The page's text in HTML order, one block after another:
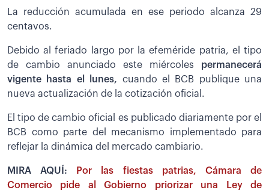
La reducción acumulada en ese periodo alcanza 29
centavos.
Debido al feriado largo por la efeméride patria, el tipo
de cambio anunciado este miércoles permanecerá
vigente hasta el lunes, cuando el BCB publique una
nueva actualización de la cotización oficial.
El tipo de cambio oficial es publicado diariamente por el
BCB como parte del mecanismo implementado para
reflejar la dinámica del mercado cambiario.
MIRA AQUÍ:
Por las fiestas patrias, Cámara de
Comercio pide al Gobierno priorizar una Ley de